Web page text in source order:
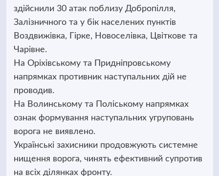
здійснили 30 атак поблизу Добропілля,
Залізничного та у бік населених пунктів
Воздвижівка, Гірке, Новоселівка, Цвіткове та
Чарівне.
На Оріхівському та Придніпровському
напрямках противник наступальних дій не
проводив.
На Волинському та Поліському напрямках
ознак формування наступальних угруповань
ворога не виявлено.
Українські захисники продовжують системне
нищення ворога, чинять ефективний супротив
на всіх ділянках фронту.